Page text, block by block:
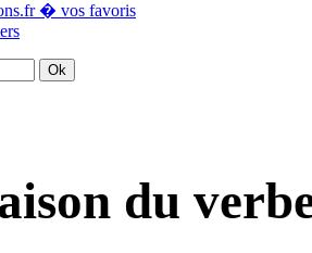
� vos favoris
du